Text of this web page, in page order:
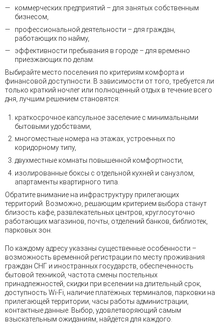
коммерческих предприятий – для занятых собственным
бизнесом,
профессиональной деятельности – для граждан,
работающих по найму,
эффективности пребывания в городе – для временно
приезжающих по делам.
Выбирайте место поселения по критериям комфорта и
финансовой доступности. В зависимости от того, требуется ли
только краткий ночлег или полноценный отдых в течение всего
дня, лучшим решением становятся:
краткосрочное капсульное заселение с минимальными
бытовыми удобствами,
многоместные номера на этажах, устроенных по
коридорному типу,
двухместные комнаты повышенной комфортности,
изолированные боксы с отдельной кухней и санузлом,
апартаменты квартирного типа.
Обратите внимание на инфраструктуру прилегающих
территорий. Возможно, решающим критерием выбора станут
близость кафе, развлекательных центров, круглосуточно
работающих магазинов, почты, отделений банков, библиотек,
парковых зон.
По каждому адресу указаны существенные особенности –
возможность временной регистрации по месту проживания
граждан СНГ и иностранных государств, обеспеченность
бытовой техникой, частота смены постельных
принадлежностей, скидки при вселении на длительный срок,
доступность Wi-Fi, наличие платёжных терминалов, парковки на
прилегающей территории, часы работы администрации,
контактные данные. Выбор, удовлетворяющий самым
взыскательным ожиданиям, найдётся для каждого.